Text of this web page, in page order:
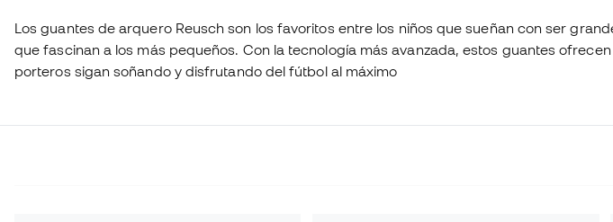
Los guantes de arquero Reusch son los favoritos entre los niños que sueñan con ser
que fascinan a los más pequeños. Con la tecnología más avanzada, estos guantes
porteros sigan soñando y disfrutando del fútbol al máximo